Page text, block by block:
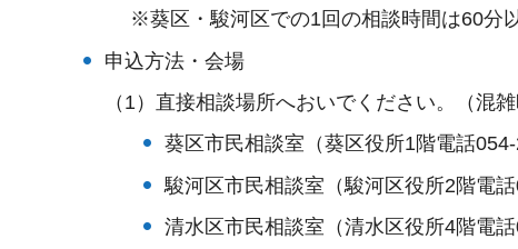
※葵区・駿河区での1回の相談時間は60分以
申込方法・会場
（1）直接相談場所へおいでください。（混
葵区市民相談室（葵区役所1階電話054-
駿河区市民相談室（駿河区役所2階電話
清水区市民相談室（清水区役所4階電話